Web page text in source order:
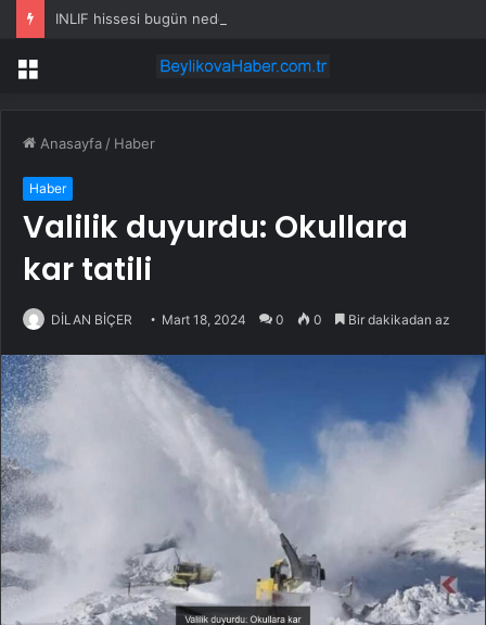
INLIF hissesi bugün neden yükselişte?
Menü
Anasayfa / Haber
Haber
Valilik duyurdu: Okullara
kar tatili
DİLAN BİÇER Mart 18, 2024 0 0 Bir dakikadan az